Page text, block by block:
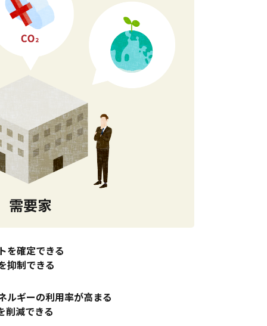
需要家
を確定できる
抑制できる
ルギーの利用率が高まる
削減できる